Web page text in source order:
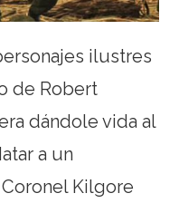
ilustres
de Robert
dándole vida al
a un
Kilgore